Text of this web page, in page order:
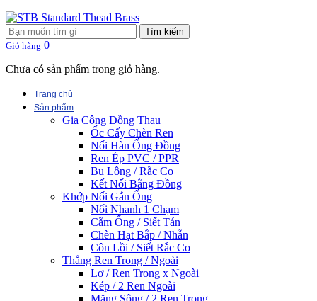
Tìm kiếm
Giỏ hàng 0
Chưa có sản phẩm trong giỏ hàng.
Trang chủ
Sản phẩm
Gia Công Đồng Thau
Ốc Cấy Chèn Ren
Nối Hàn Ống Đồng
Ren Ép PVC / PPR
Bu Lông / Rắc Co
Kết Nối Bằng Đồng
Khớp Nối Gắn Ống
Nối Nhanh 1 Chạm
Cắm Ống / Siết Tán
Chèn Hạt Bắp / Nhẫn
Côn Lồi / Siết Rắc Co
Thẳng Ren Trong / Ngoài
Lơ / Ren Trong x Ngoài
Kép / 2 Ren Ngoài
Măng Sông / 2 Ren Trong